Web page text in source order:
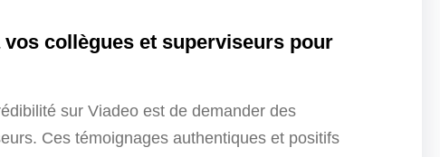
collègues et superviseurs pour
sur Viadeo est de demander des
Ces témoignages authentiques et positifs